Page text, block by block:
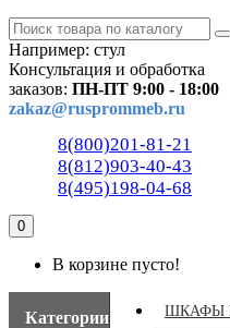
Например: стул
Консультация и обработка
заказов: ПН-ПТ 9:00 - 18:00
zakaz@rusprommeb.ru
8(800)201-81-21
8(812)903-40-43
8(495)198-04-68
0
В корзине пусто!
Категории ШКАФЫ